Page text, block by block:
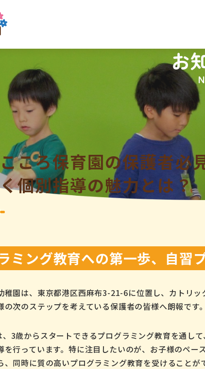
お
ころ保育園の保護者必
個別指導の魅力とは？
ミング教育への第一歩、自習
稚園は、東京都港区西麻布3-21-6に位置し、カトリ
の次のステップを考えている保護者の皆様へ朗報です。
3歳からスタートできるプログラミング教育を通し
を行っています。特に注目したいのが、お子様のペ
、同時に質の高いプログラミング教育を受けることが